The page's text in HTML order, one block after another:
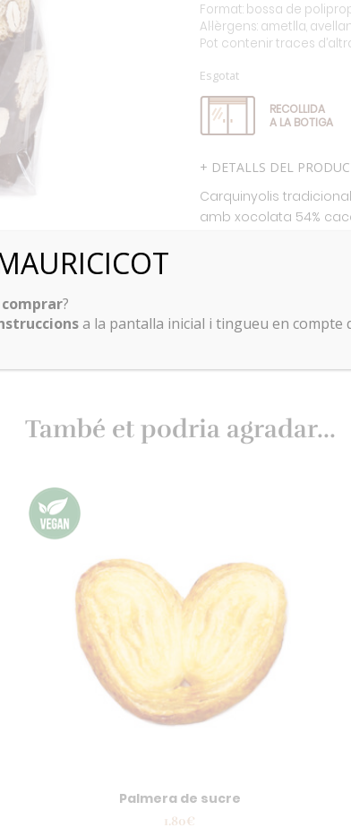
Format: bossa de
Al·lèrgens: ametlla,
Pot contenir traces
Esgotat
RECOLLIDA
A LA BOTIGA
+ DETALLS DEL
Carquinyolis
amb xocolata 54%
També et podria agradar...
Palmera de sucre
1.80€
comprar?
a la pantalla inicial i tingueu en compte